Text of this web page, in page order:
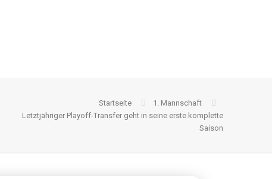
Startseite
1. Mannschaft
Letztjähriger Playoff-Transfer geht in seine erste komplette
Saison